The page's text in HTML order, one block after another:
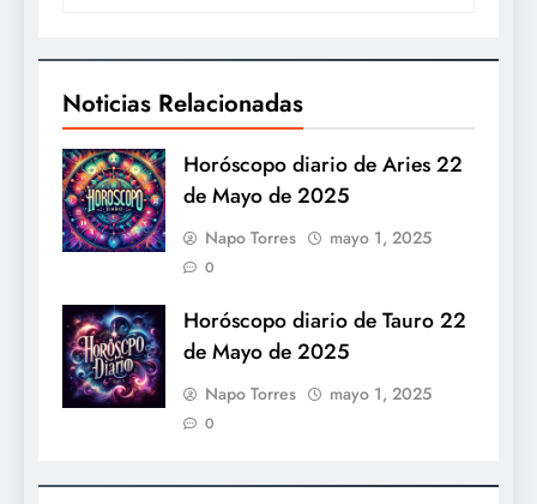
Noticias Relacionadas
Horóscopo diario de Aries 22
de Mayo de 2025
Napo Torres mayo 1, 2025
0
Horóscopo diario de Tauro 22
de Mayo de 2025
Napo Torres mayo 1, 2025
0